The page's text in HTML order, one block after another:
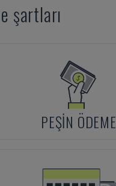
şartları
PEŞIN ÖDEME